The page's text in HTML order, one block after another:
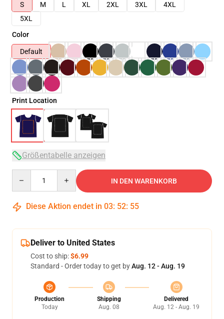
S
M L XL 2XL 3XL
4XL
5XL
Color
Default
Print Location
Größentabelle anzeigen
IN DEN WARENKORB
Diese Aktion endet in 03: 52: 54
Deliver to United States
Cost to ship:$6.99
Standard - Order today to get byAug. 12 - Aug. 19
Production
Today
Shipping
Aug. 08
Delivered
Aug. 12 - Aug. 19